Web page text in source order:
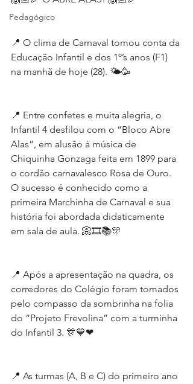
Pedagógico
📍 O clima de Carnaval tomou conta da
Educação Infantil e dos 1º’s anos (F1)
na manhã de hoje (28). 🌤🥳
📍 Entre confetes e muita alegria, o
Infantil 4 desfilou com o “Bloco Abre
Alas”, em alusão à música de
Chiquinha Gonzaga feita em 1899 para
o cordão carnavalesco Rosa de Ouro.
O sucesso é conhecido como a
primeira Marchinha de Carnaval e sua
história foi abordada didaticamente
em sala de aula. 📀🎞📚🎊
📍 Após a apresentação na quadra, os
corredores do Colégio foram tomados
pelo compasso da sombrinha na folia
do “Projeto Frevolina” com a turminha
do Infantil 3. 🎊💙❤
📍 As turmas (A, B e C) do primeiro ano